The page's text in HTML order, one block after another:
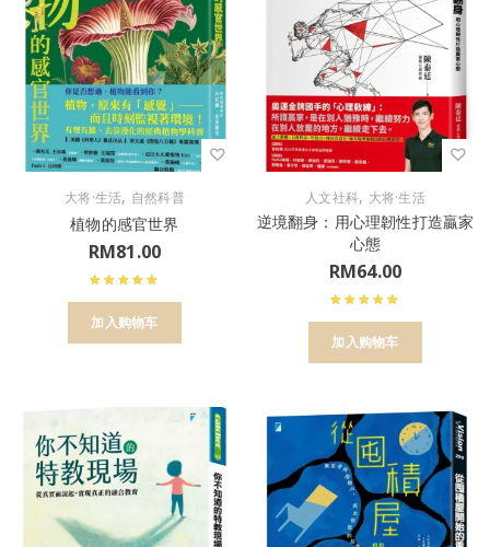
大将·生活, 自然科普
植物的感官世界
RM81.00
加入购物车
人文社科, 大将·生活
逆境翻身：用心理韌性打造贏家
心態
RM64.00
加入购物车